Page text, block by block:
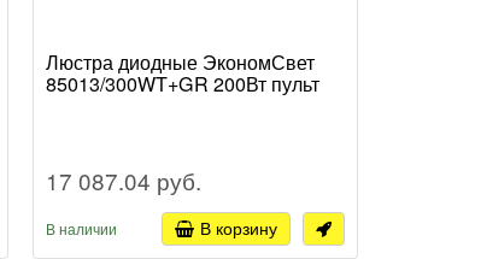
Люстра диодные ЭкономСвет
85013/300WT+GR 200Вт пульт
17 087.04 руб.
В наличии В корзину